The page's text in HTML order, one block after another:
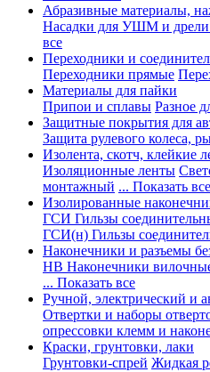
Абразивные материалы,
Насадки для УШМ и дрели
все
Переходники и
Переходники прямые
Материалы для пайки
Припои и сплавы Разное
Защитные покрытия для
Защита рулевого колеса,
Изолента, скотч, клейкие
Изоляционные ленты
монтажный ... Показать все
Изолированные
ГСИ Гильзы
ГСИ(н) Гильзы
Наконечники и разъемы
НВ Наконечники
... Показать все
Ручной, электрический и
Отвертки и наборы
опрессовки клемм и
Краски, грунтовки, лаки
Грунтовки-спрей Жидкая